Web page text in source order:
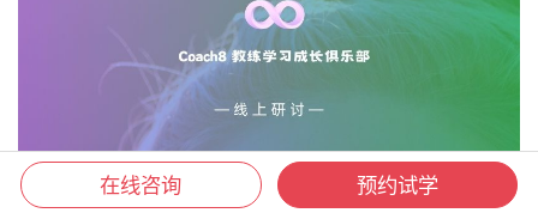
在线咨询 预约试学